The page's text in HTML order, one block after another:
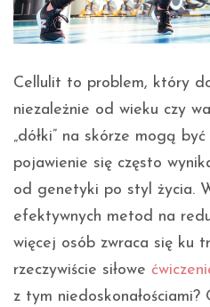
Cellulit to problem, który
niezależnie od wieku czy
„dółki” na skórze mogą
pojawienie się często
od genetyki po styl życia.
efektywnych metod na
więcej osób zwraca się ku
rzeczywiście siłowe
z tym